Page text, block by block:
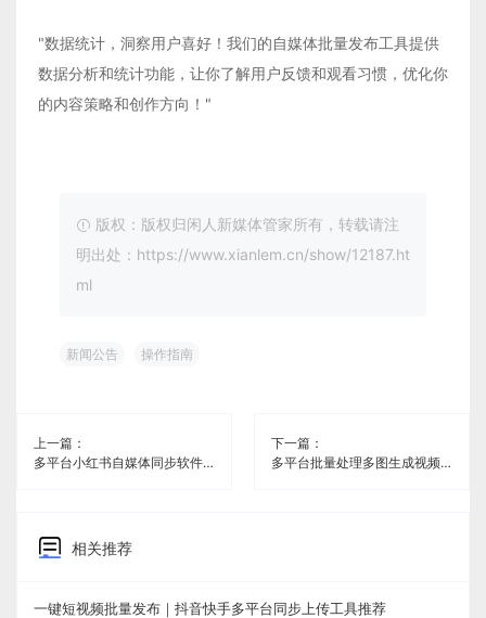
"数据统计，洞察用户喜好！我们的自媒体批量发布工具提供
数据分析和统计功能，让你了解用户反馈和观看习惯，优化你
的内容策略和创作方向！"
版权：版权归闲人新媒体管家所有，转载请注
明出处：https://www.xianlem.cn/show/12187.ht
ml
新闻公告 操作指南
上一篇：
多平台小红书自媒体同步软件《闲人新媒体管家》
下一篇：
多平台批量处理多图生成视频自媒体分发免费软件《闲人新媒体管家》
相关推荐
一键短视频批量发布｜抖音快手多平台同步上传工具推荐